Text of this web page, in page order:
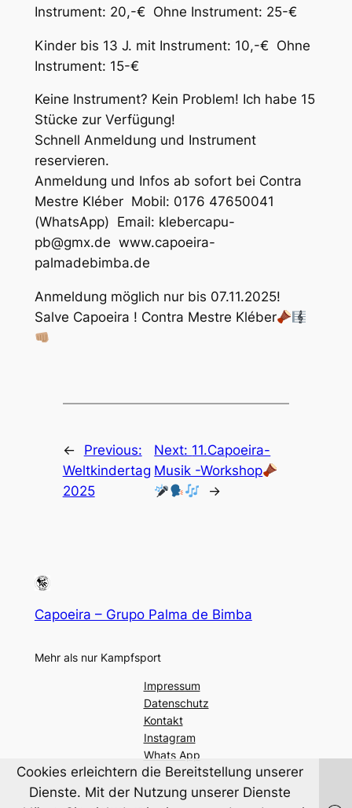
Instrument: 20,-€ Ohne Instrument: 25-€
Kinder bis 13 J. mit Instrument: 10,-€ Ohne
Instrument: 15-€
Keine Instrument? Kein Problem! Ich habe 15
Stücke zur Verfügung!
Schnell Anmeldung und Instrument
reservieren.
Anmeldung und Infos ab sofort bei Contra
Mestre Kléber Mobil: 0176 47650041
(WhatsApp) Email: klebercapu-
pb@gmx.de www.capoeira-
palmadebimba.de
Anmeldung möglich nur bis 07.11.2025!
Salve Capoeira ! Contra Mestre Kléber
←
Previous:
Weltkindertag
2025
Next: 11.Capoeira-
Musik -Workshop
→
Capoeira – Grupo Palma de Bimba
Mehr als nur Kampfsport
Impressum
Datenschutz
Kontakt
Instagram
Whats App
Cookies erleichtern die Bereitstellung unserer
Dienste. Mit der Nutzung unserer Dienste